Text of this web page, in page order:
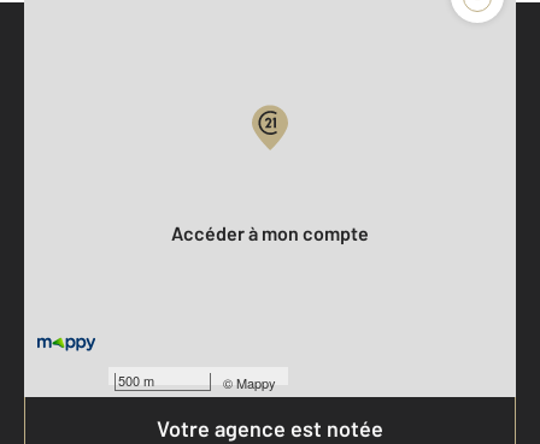
500 m ©Mappy
Accéder à mon compte
Votre agence est notée